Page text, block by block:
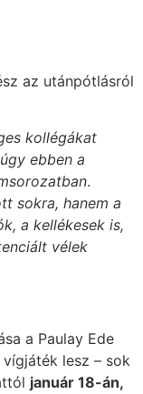
az utánpótlásról
kollégákat
ebben a
.
sokra, hanem a
a kellékesek is,
vélek
a Paulay Ede
lesz – sok
január 18-án,